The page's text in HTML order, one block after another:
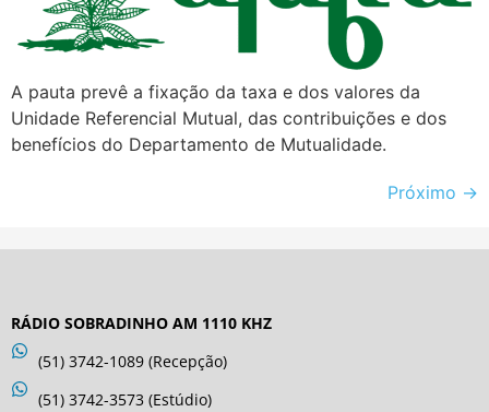
A pauta prevê a fixação da taxa e dos valores da
Unidade Referencial Mutual, das contribuições e dos
benefícios do Departamento de Mutualidade.
Próximo →
RÁDIO SOBRADINHO AM 1110 KHZ
(51) 3742-1089 (Recepção)
(51) 3742-3573 (Estúdio)